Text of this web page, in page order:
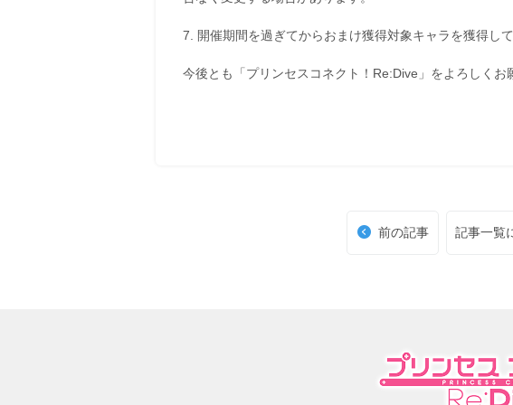
7. 開催期間を過ぎてからおまけ獲得対象キャラを獲得し
今後とも「プリンセスコネクト！Re:Dive」をよろしくお
前の記事 記事一覧